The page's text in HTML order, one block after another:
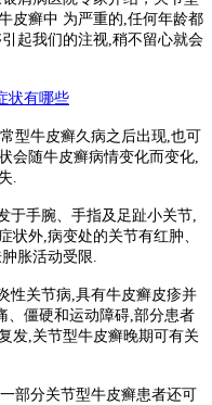
皮癣中 为严重的,任何年龄都
起我们的注视,稍不留心就会
型牛皮癣久病之后出现,也可
会随牛皮癣病情变化而变化,
.
手腕、手指及足趾小关节,
状外,病变处的关节有红肿、
胀活动受限.
性关节病,具有牛皮癣皮疹并
、僵硬和运动障碍,部分患者
发,关节型牛皮癣晚期可有关
部分关节型牛皮癣患者还可